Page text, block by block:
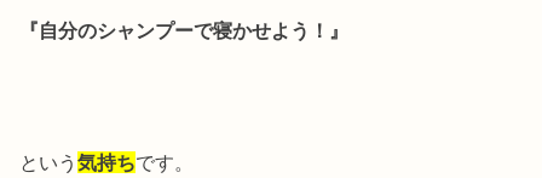
『自分のシャンプーで寝かせよう！』
という気持ちです。